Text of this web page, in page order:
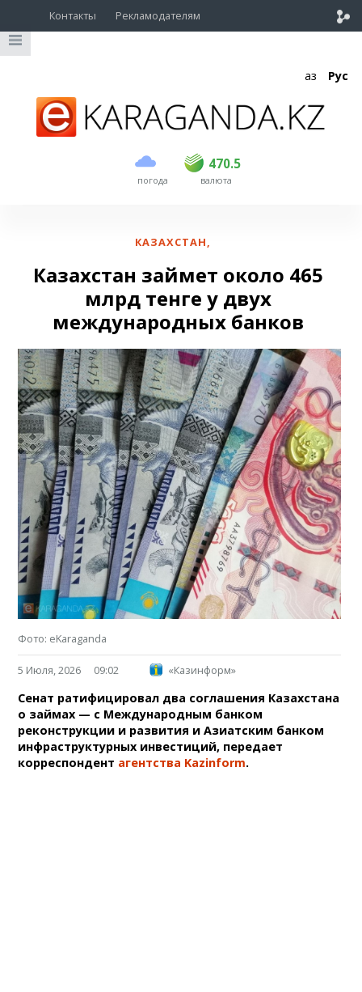
Контакты Рекламодателям
Қаз Рус
погода
470.5
USD 468.5 470.5
EUR валюта
КАЗАХСТАН,
Казахстан займет около 465
млрд тенге у двух
международных банков
Фото: eKaraganda
5 Июля, 2026 09:02 «Казинформ»
Сенат ратифицировал два соглашения Казахстана
о займах — с Международным банком
реконструкции и развития и Азиатским банком
инфраструктурных инвестиций, передает
корреспондент агентства Kazinform.